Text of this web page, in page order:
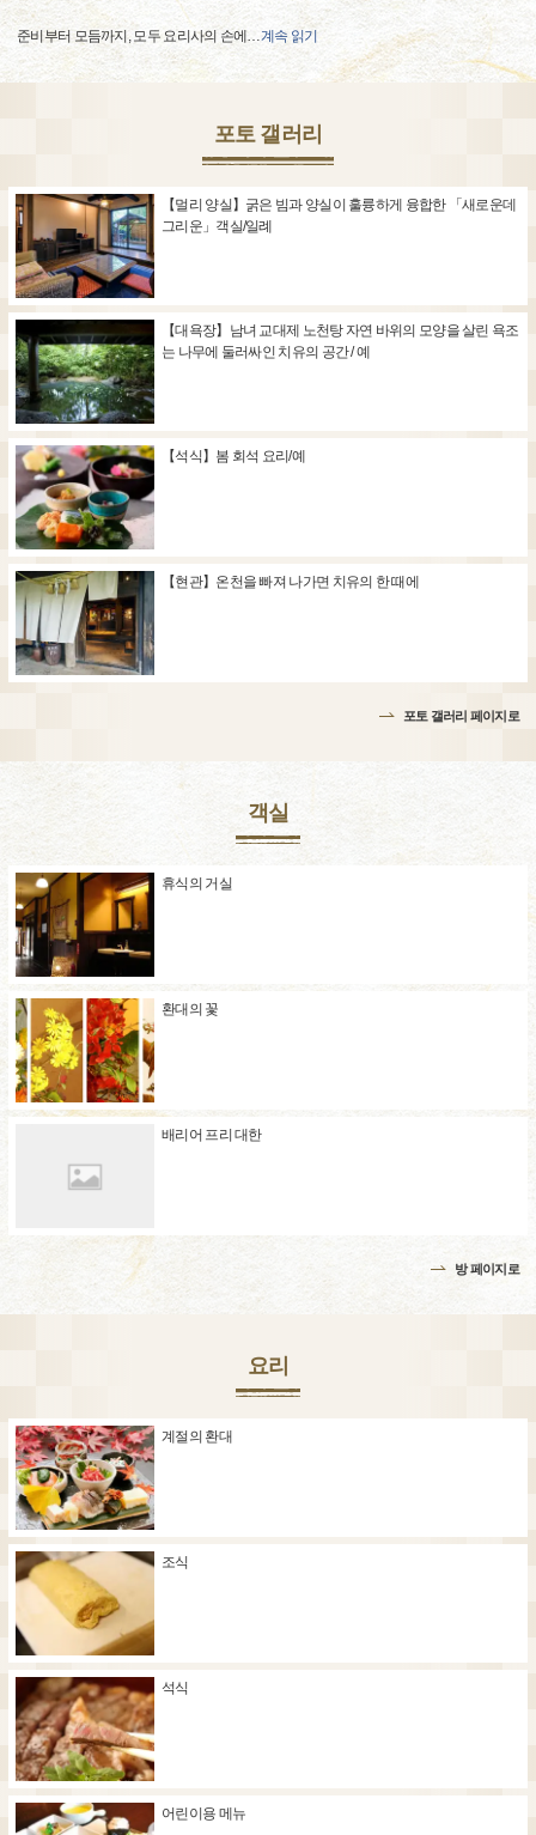
준비부터 모듬까지, 모두 요리사의 손에 …계속 읽기
포토 갤러리
【멀리 양실】굵은 빔과 양실이 훌륭하게 융합한 「새로운데
그리운」객실/일례
【대욕장】남녀 교대제 노천탕 자연 바위의 모양을 살린 욕조
는 나무에 둘러싸인 치유의 공간 / 예
【석식】봄 회석 요리/예
【현관】온천을 빠져 나가면 치유의 한 때에
포토 갤러리 페이지로
객실
휴식의 거실
환대의 꽃
배리어 프리 대한
방 페이지로
요리
계절의 환대
조식
석식
어린이용 메뉴